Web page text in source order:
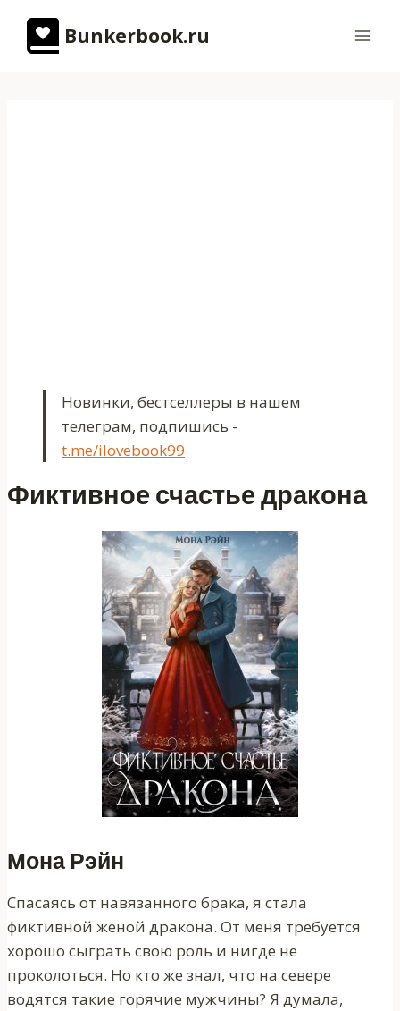
содержимому
Bunkerbook.ru
Новинки, бестселлеры в нашем
телеграм, подпишись -
t.me/ilovebook99
Фиктивное счастье дракона
Мона Рэйн
Спасаясь от навязанного брака, я стала
фиктивной женой дракона. От меня требуется
хорошо сыграть свою роль и нигде не
проколоться. Но кто же знал, что на севере
водятся такие горячие мужчины? Я думала,